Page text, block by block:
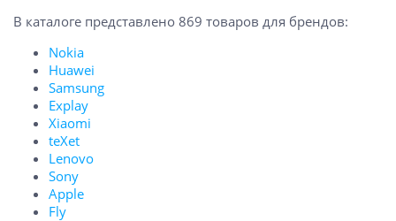
В каталоге представлено 869 товаров для брендов:
Nokia
Huawei
Samsung
Explay
Xiaomi
teXet
Lenovo
Sony
Apple
Fly